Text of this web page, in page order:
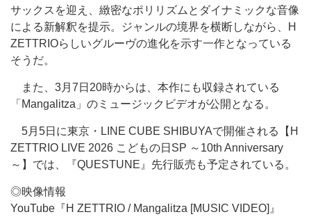
サックスを迎え、緻密なポリリズムとダイナミックな音像
による新解釈を提示。ジャンルの境界を横断しながら、H
ZETTRIOらしいグルーヴの進化を示す一作となっている
そうだ。
また、3月7日20時からは、本作にも収録されている
「Mangalitza」のミュージックビデオが公開となる。
5月5日に東京・LINE CUBE SHIBUYAで開催される【H
ZETTRIO LIVE 2026 こどもの日SP ～10th Anniversary
～】では、『QUESTUNE』先行販売も予定されている。
◎映像情報
YouTube『H ZETTRIO / Mangalitza [MUSIC VIDEO]』